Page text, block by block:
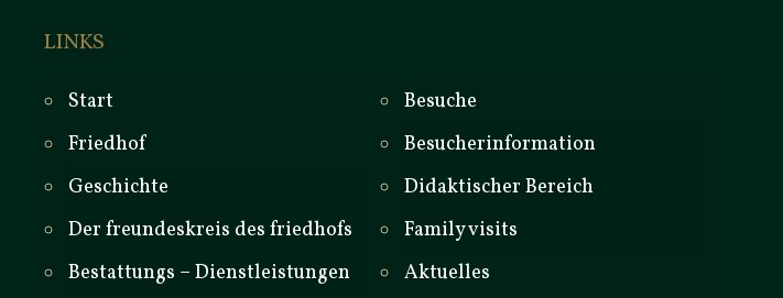
LINKS
Start
Friedhof
Geschichte
Der freundeskreis des friedhofs
Bestattungs – Dienstleistungen
Besuche
Besucherinformation
Didaktischer Bereich
Family visits
Aktuelles